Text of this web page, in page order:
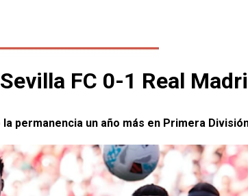
FC 0-1 Real
permanencia un año más en Primera